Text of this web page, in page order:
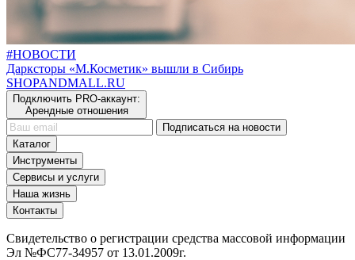
#НОВОСТИ
Дарксторы «М.Косметик» вышли в Сибирь
SHOPANDMALL.RU
Подключить PRO-аккаунт:
Арендные отношения
Подписаться на новости
Каталог
Инструменты
Сервисы и услуги
Наша жизнь
Контакты
Свидетельство о регистрации средства массовой информации
Эл №ФС77-34957 от 13.01.2009г.